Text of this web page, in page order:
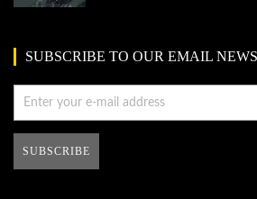
SUBSCRIBE TO OUR EMAIL